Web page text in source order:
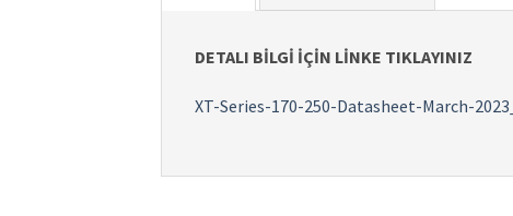
DETALI BİLGİ İÇİN LİNKE TIKLAYINIZ
XT-Series-170-250-Datasheet-March-